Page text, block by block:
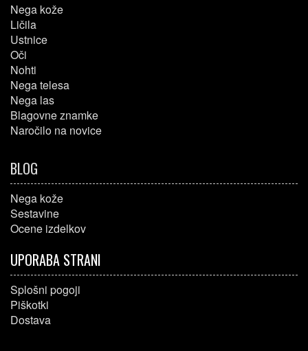
Nega kože
Ličila
Ustnice
Oči
Nohti
Nega telesa
Nega las
Blagovne znamke
Naročilo na novice
BLOG
Nega kože
Sestavine
Ocene izdelkov
UPORABA STRANI
Splošni pogoji
Piškotki
Dostava